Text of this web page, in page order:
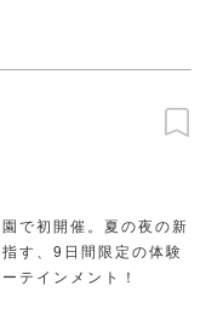
で初開催。夏の夜の新
す、9日間限定の体験
テインメント！